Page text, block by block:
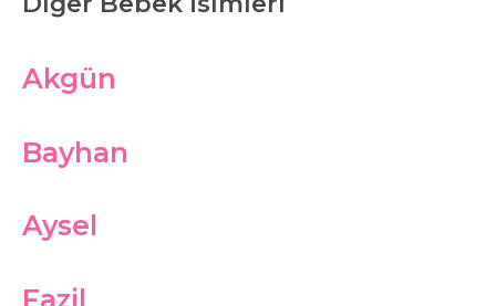
Akgün
Bayhan
Aysel
Fazil